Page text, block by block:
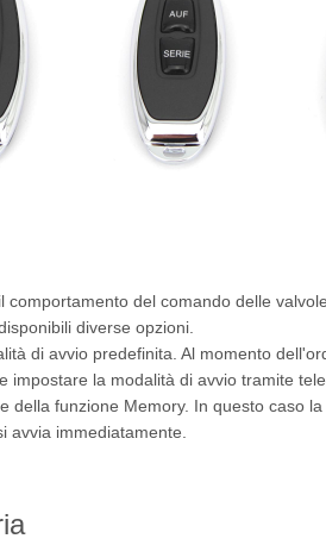
comportamento del comando delle
diverse opzioni.
di avvio predefinita. Al momento
impostare la modalità di avvio tramite
della funzione Memory. In questo caso
avvia immediatamente.